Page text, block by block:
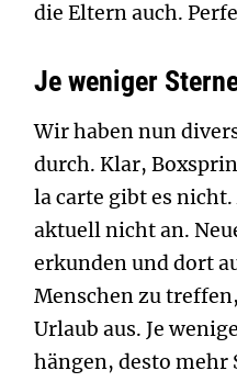
die Eltern auch.
Je weniger
Wir haben nun
durch. Klar,
la carte gibt es
aktuell nicht an.
erkunden und dort
Menschen zu
Urlaub aus. Je
hängen, desto mehr